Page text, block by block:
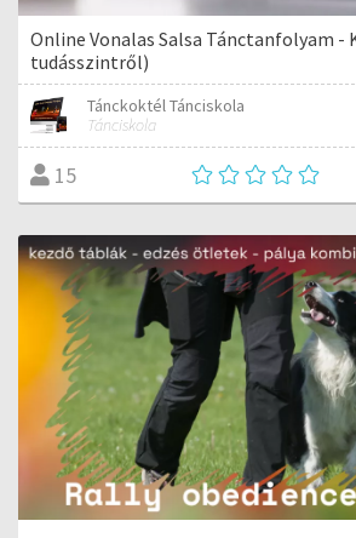
Online Vonalas Salsa Tánctanfolyam -
tudásszintről)
Tánckoktél Tánciskola
Tánciskola
15